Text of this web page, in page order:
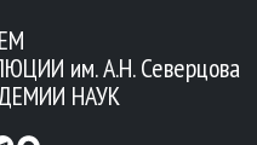
им. А.Н. Северцова
НАУК